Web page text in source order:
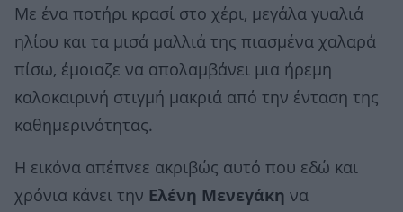
Με ένα ποτήρι κρασί στο χέρι, μεγάλα γυαλιά
ηλίου και τα μισά μαλλιά της πιασμένα χαλαρά
πίσω, έμοιαζε να απολαμβάνει μια ήρεμη
καλοκαιρινή στιγμή μακριά από την ένταση της
καθημερινότητας.
Η εικόνα απέπνεε ακριβώς αυτό που εδώ και
χρόνια κάνει την Ελένη Μενεγάκη να